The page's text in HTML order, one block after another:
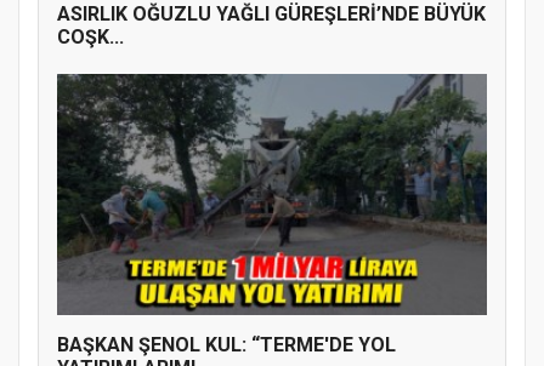
ASIRLIK OĞUZLU YAĞLI GÜREŞLERİ’NDE BÜYÜK
COŞK...
BAŞKAN ŞENOL KUL: “TERME'DE YOL